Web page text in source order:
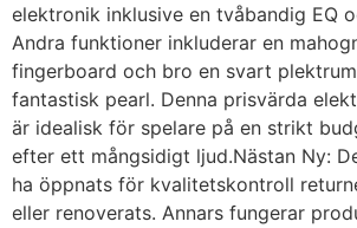
elektronik inklusive en tvåbandig EQ
Andra funktioner inkluderar en
fingerboard och bro en svart
fantastisk pearl. Denna prisvärda
är idealisk för spelare på en strikt
efter ett mångsidigt ljud.Nästan Ny:
ha öppnats för kvalitetskontroll
eller renoverats. Annars fungerar